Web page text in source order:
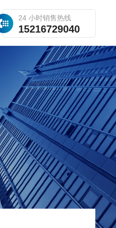
24 小时销售热线
15216729040